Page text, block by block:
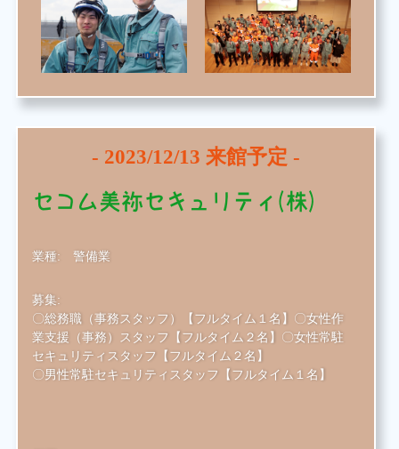
- 2023/12/13 来館予定 -
セコム美祢セキュリティ(株)
業種: 警備業
募集:
〇総務職（事務スタッフ）【フルタイム１名】〇女性作
業支援（事務）スタッフ【フルタイム２名】〇女性常駐
セキュリティスタッフ【フルタイム２名】
〇男性常駐セキュリティスタッフ【フルタイム１名】